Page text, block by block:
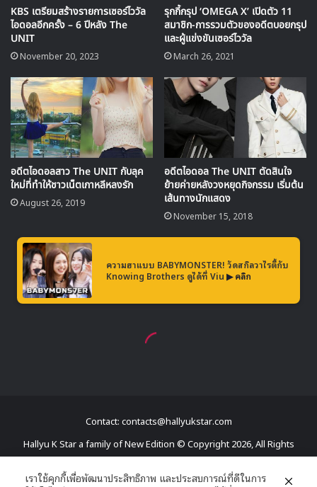
Contact: contacts@hallyukstar.com
Hallyu K Star a family of New Edition © Copyright 2026, All Rights
เราใช้คุกกี้เพื่อพัฒนาประสิทธิภาพ และประสบการณ์ที่ดีในการ